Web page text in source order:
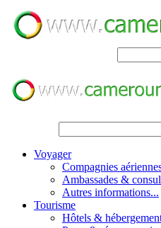
Voyager
Compagnies
Ambassades &
Autres informations...
Tourisme
Hôtels &